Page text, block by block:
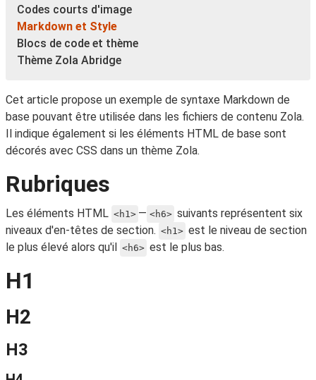
Codes courts d'image
Markdown et Style
Blocs de code et thème
Thème Zola Abridge
Cet article propose un exemple de syntaxe Markdown de
base pouvant être utilisée dans les fichiers de contenu Zola.
Il indique également si les éléments HTML de base sont
décorés avec CSS dans un thème Zola.
Rubriques
Les éléments HTML <h1> — <h6> suivants représentent six
niveaux d'en-têtes de section. <h1> est le niveau de section
le plus élevé alors qu'il <h6> est le plus bas.
H1
H2
H3